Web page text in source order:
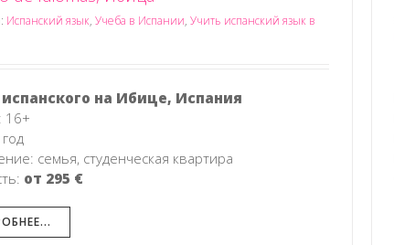
Испанский язык, Учеба в Испании, Учить испанский язык в
на Ибице, Испания
16+
семья, студенческая квартира
от 295 €
язык Английский язык на Мальте Обучение на Мальте